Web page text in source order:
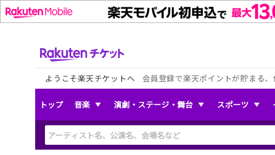
ようこそ楽天チケットへ 会員登録で楽天ポイントが貯まる、
トップ 音楽 演劇・ステージ・舞台 スポーツ